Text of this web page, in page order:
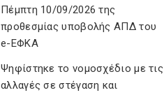
Πέμπτη 10/09/2026 της
προθεσμίας υποβολής ΑΠΔ του
e-ΕΦΚΑ
Ψηφίστηκε το νομοσχέδιο με τις
αλλαγές σε στέγαση και